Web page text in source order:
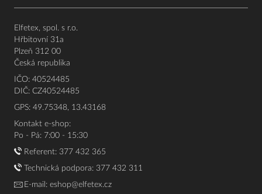
Elfetex, spol. s r.o.
Hřbitovní 31a
Plzeň 312 00
Česká republika
IČO: 40524485
DIČ: CZ40524485
GPS: 49.75348, 13.43168
Kontakt e-shop:
Po - Pá: 7:00 - 15:30
Referent: 377 432 365
Technická podpora: 377 432 311
E-mail: eshop@elfetex.cz